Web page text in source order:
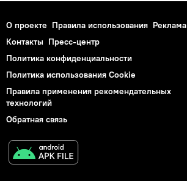
О проекте Правила использования Реклама
Контакты Пресс-центр
Политика конфиденциальности
Политика использования Cookie
Правила применения рекомендательных
технологий
Обратная связь